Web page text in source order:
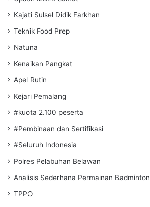
Kajati Sulsel Didik Farkhan
Teknik Food Prep
Natuna
Kenaikan Pangkat
Apel Rutin
Kejari Pemalang
#kuota 2.100 peserta
#Pembinaan dan Sertifikasi
#Seluruh Indonesia
Polres Pelabuhan Belawan
Analisis Sederhana Permainan Badminton
TPPO